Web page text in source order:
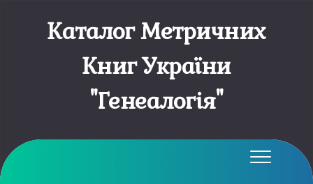
Каталог Метричних
Книг України
"Генеалогія"